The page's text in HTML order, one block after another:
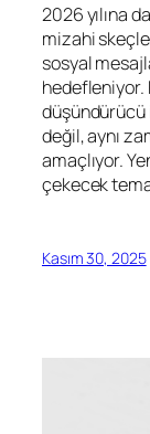
2026 yılına
mizahi
sosyal
hedefleniyor.
değil, aynı
amaçlıyor.
çekecek
Kasım 30, 2025